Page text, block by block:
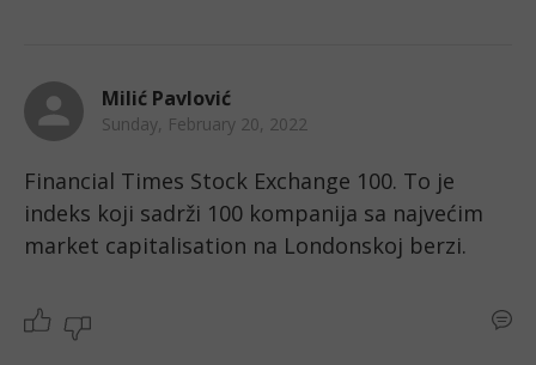
Milić Pavlović
Sunday, February 20, 2022
Financial Times Stock Exchange 100. To je
indeks koji sadrži 100 kompanija sa najvećim
market capitalisation na Londonskoj berzi.